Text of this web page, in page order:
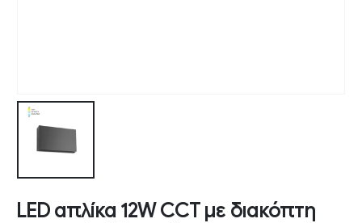
LED απλίκα 12W CCT με διακόπτη